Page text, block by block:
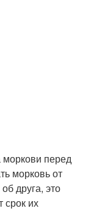
моркови перед
морковь от
друга, это
срок их